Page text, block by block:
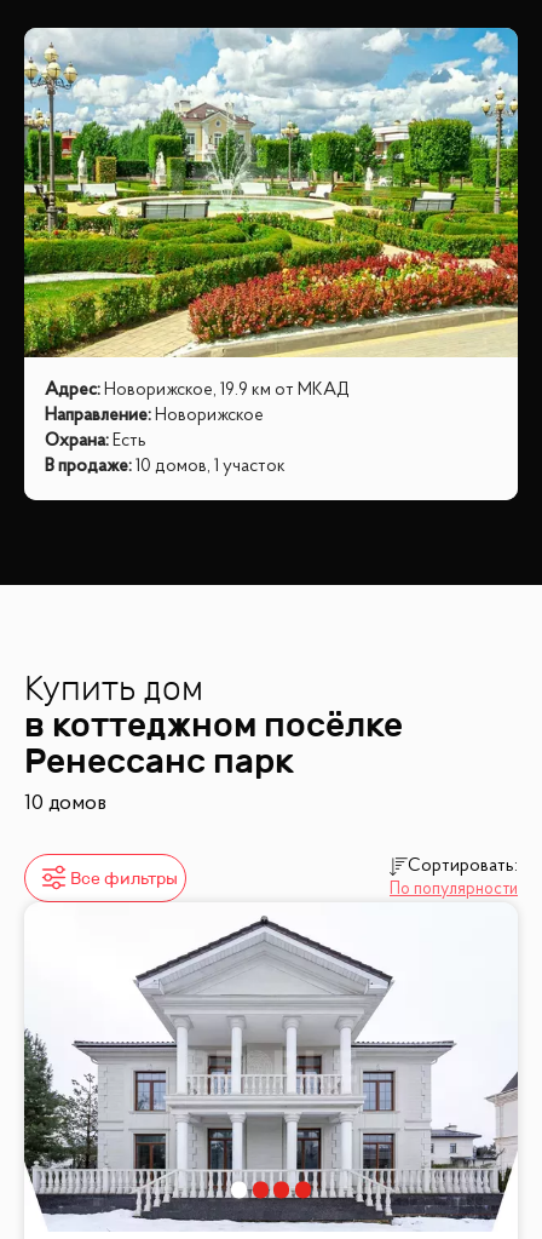
Адрес: Новорижское, 19.9 км от МКАД
Направление: Новорижское
Охрана: Есть
В продаже: 10 домов, 1 участок
Купить дом
в коттеджном посёлке
Ренессанс парк
10 домов
Все фильтры
Сортировать:
По популярности